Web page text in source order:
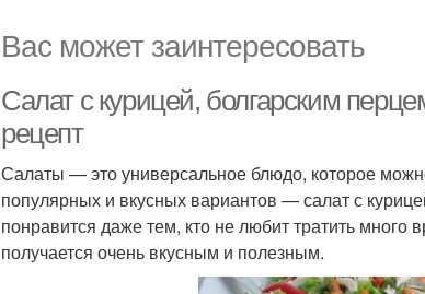
Вас может заинтересовать
Салат с курицей, болгарским
рецепт
Салаты — это универсальное блюдо, которое
популярных и вкусных вариантов — салат с
понравится даже тем, кто не любит тратить
получается очень вкусным и полезным.